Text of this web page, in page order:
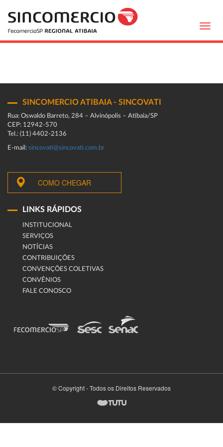
SINCOMERCIO ATIBAIA - SINCOVATI
Rua: Oswaldo Barreto, 284 – Alvinópolis – Atibaia/SP
CEP: 12942-570
Tel.: (11) 4402-2136
E-mail: sincovati@sincovati.com.br
COMO CHEGAR
LINKS RÁPIDOS
INSTITUCIONAL
SERVIÇOS
NOTÍCIAS
CONTRIBUIÇÕES
CONVENÇÕES COLETIVAS
CONVÊNIOS
FALE CONOSCO
© Copyright - Todos os Direitos Reservados